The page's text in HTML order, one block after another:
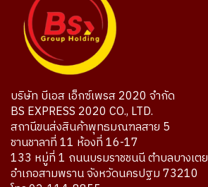
บริษัท บีเอส เอ็กซ์เพรส 2020 จำกัด
BS EXPRESS 2020 CO., LTD.
สถานีขนส่งสินค้าพุทธมณฑลสาย 5
ชานชาลาที่ 11 ห้องที่ 16-17
133 หมู่ที่ 1 ถนนบรมราชชนนี ตำบลบางเตย
อำเภอสามพราน จังหวัดนครปฐม 73210